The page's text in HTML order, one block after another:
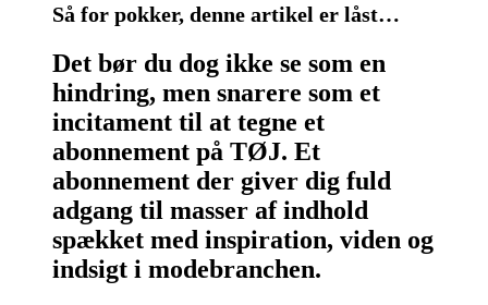
Så for pokker, denne artikel er låst…
Det bør du dog ikke se som en
hindring, men snarere som et
incitament til at tegne et
abonnement på TØJ. Et
abonnement der giver dig fuld
adgang til masser af indhold
spækket med inspiration, viden og
indsigt i modebranchen.